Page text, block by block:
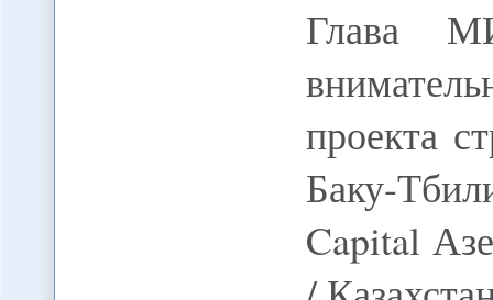
Глава
проекта
Баку-
Capital